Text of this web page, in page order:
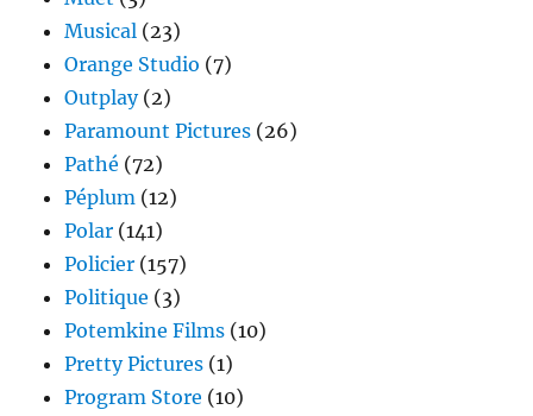
Musical (23)
Orange Studio (7)
Outplay(2)
Paramount Pictures (26)
Pathé (72)
Péplum (12)
Polar (141)
Policier (157)
Politique (3)
Potemkine Films (10)
Pretty Pictures (1)
Program Store (10)